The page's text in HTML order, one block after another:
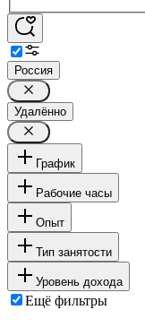
Россия
Удалённо
График
Рабочие часы
Опыт
Тип занятости
Уровень дохода
Ещё фильтры